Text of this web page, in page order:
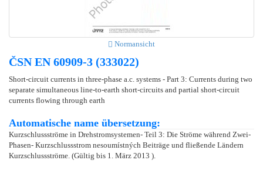
Normansicht
ČSN EN 60909-3 (333022)
Short-circuit currents in three-phase a.c. systems - Part 3: Currents during two
separate simultaneous line-to-earth short-circuits and partial short-circuit
currents flowing through earth
Automatische name übersetzung:
Kurzschlussströme in Drehstromsystemen- Teil 3: Die Ströme während Zwei-
Phasen- Kurzschlussstrom nesoumístných Beiträge und fließende Ländern
Kurzschlussströme. (Gültig bis 1. März 2013 ).